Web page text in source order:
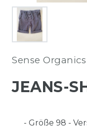
Sense Organics
JEANS-
- Größe 98 -